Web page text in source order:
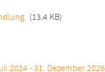
(13.4 KB)
2024 - 31. Dezember 2026